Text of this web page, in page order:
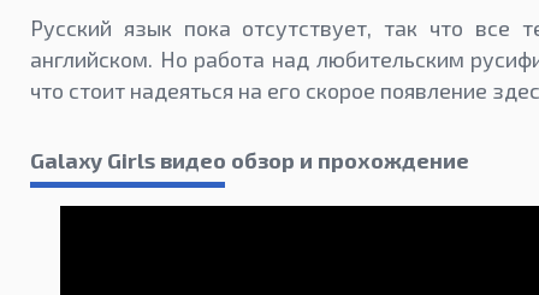
Русский язык пока отсутствует, так что все
английском. Но работа над любительским
что стоит надеяться на его скорое появление
Galaxy Girls видео обзор и прохождение